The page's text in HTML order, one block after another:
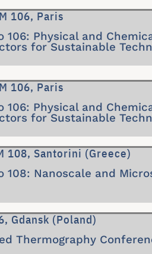
106, Paris
106: Physical and
for Sustainable
106, Paris
106: Physical and
for Sustainable
108, Santorini (Greece)
108: Nanoscale and
Gdansk (Poland)
Thermography